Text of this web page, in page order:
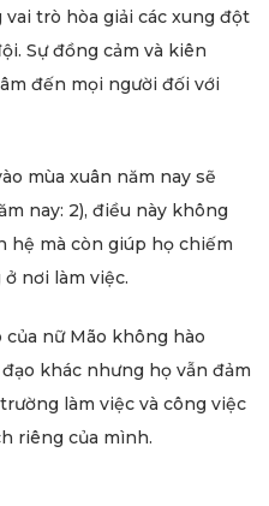
trò hòa giải các xung đột
Sự đồng cảm và kiên
đến mọi người đối với
mùa xuân năm nay sẽ
nay: 2), điều này không
hệ mà còn giúp họ chiếm
nơi làm việc.
nữ Mão không hào
khác nhưng họ vẫn đảm
làm việc và công việc
riêng của mình.